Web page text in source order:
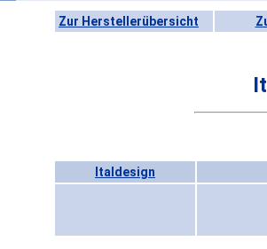
Zur Herstellerübersicht
Italdesign